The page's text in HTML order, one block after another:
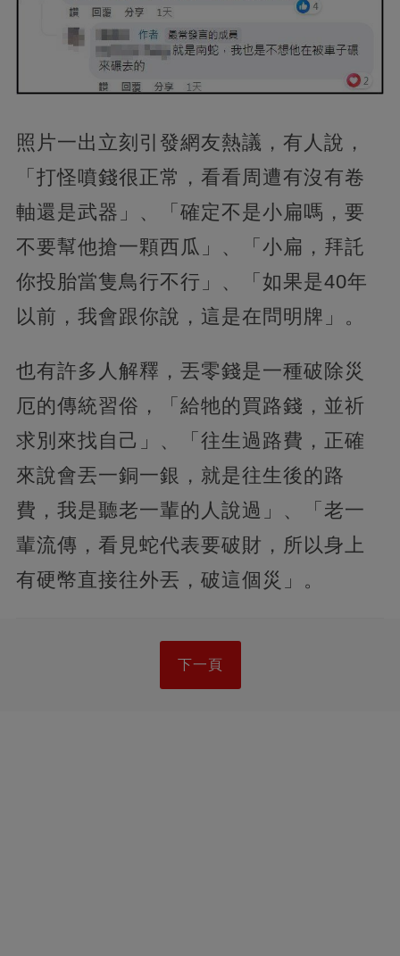
照片一出立刻引發網友熱議，有人說，
「打怪噴錢很正常，看看周遭有沒有卷
軸還是武器」、「確定不是小扁嗎，要
不要幫他搶一顆西瓜」、「小扁，拜託
你投胎當隻鳥行不行」、「如果是40年
以前，我會跟你說，這是在問明牌」。
也有許多人解釋，丟零錢是一種破除災
厄的傳統習俗，「給牠的買路錢，並祈
求別來找自己」、「往生過路費，正確
來說會丟一銅一銀，就是往生後的路
費，我是聽老一輩的人說過」、「老一
輩流傳，看見蛇代表要破財，所以身上
有硬幣直接往外丟，破這個災」。
下一頁